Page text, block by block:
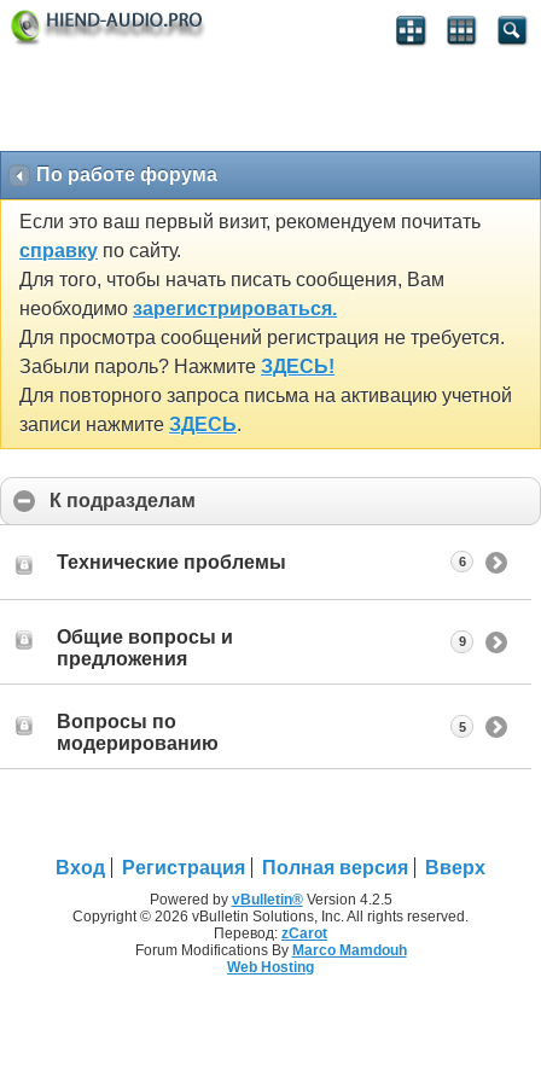
По работе форума
Если это ваш первый визит, рекомендуем почитать
справку по сайту.
Для того, чтобы начать писать сообщения, Вам
необходимо зарегистрироваться.
Для просмотра сообщений регистрация не требуется.
Забыли пароль? Нажмите ЗДЕСЬ!
Для повторного запроса письма на активацию учетной
записи нажмите ЗДЕСЬ.
К подразделам
Технические проблемы 6
Общие вопросы и
предложения
9
Вопросы по
модерированию
5
Вход Регистрация Полная версия Вверх
Powered by vBulletin®Version 4.2.5
Copyright © 2026 vBulletin Solutions, Inc. All rights reserved.
Перевод: zCarot
Forum Modifications By Marco Mamdouh
Web Hosting